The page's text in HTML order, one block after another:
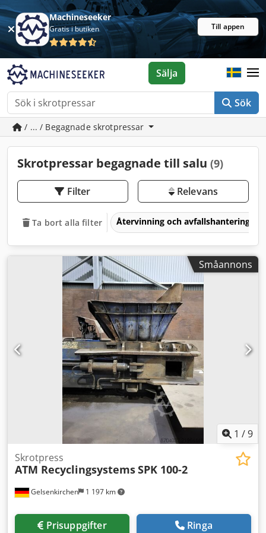
Machineseeker
Gratis i butiken Till appen
Sök
Sälja
/ ... / Begagnade skrotpressar
Skrotpressar begagnade till salu (9)
Filter Relevans
Ta bort alla filter Återvinning och avfallshantering
Småannons
1 /9
Gelsenkirchen 1 197 km
Skrotpress
ATM RecyclingsystemsSPK 100-2
Prisuppgifter Ringa